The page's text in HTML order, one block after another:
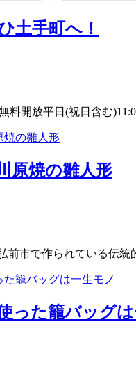
土手町へ！
料開放平日(祝日含む
原焼の雛人形
前市で作られている伝
った籠バッグ